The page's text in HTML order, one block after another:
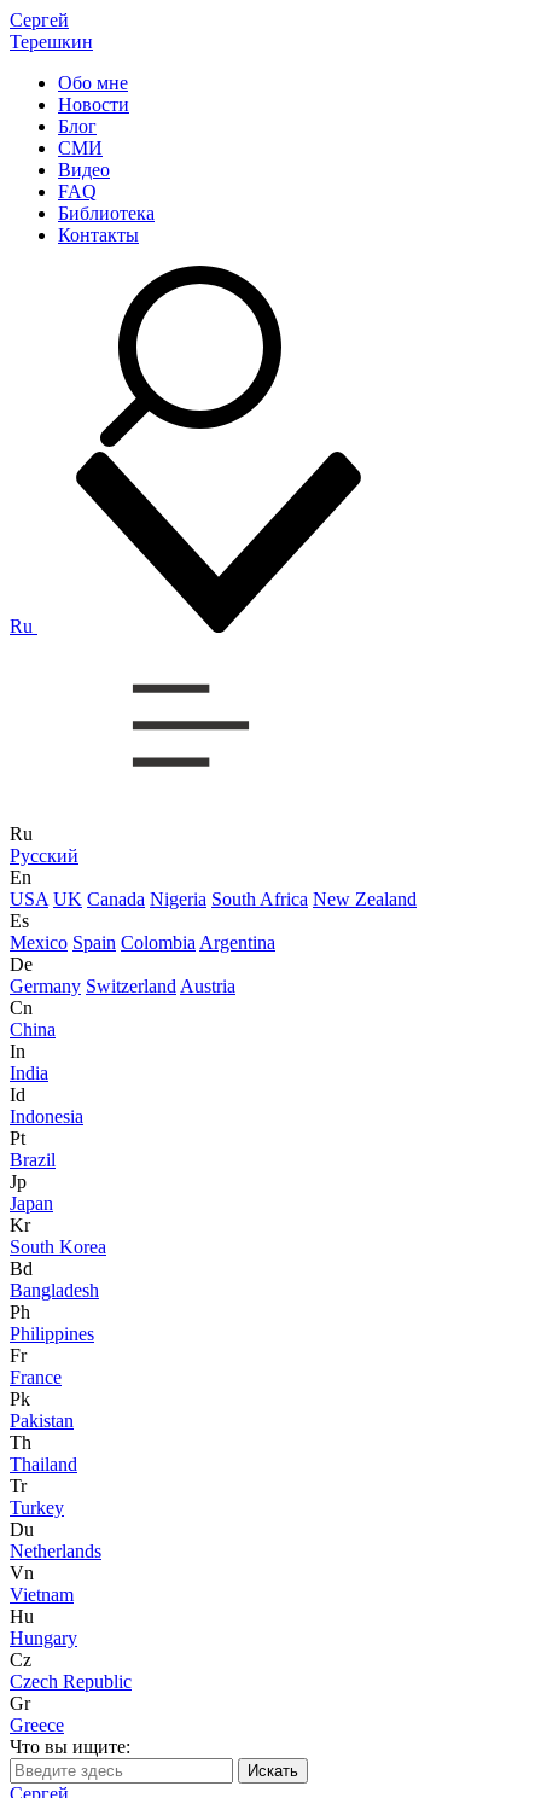
Сергей
Терешкин
Обо мне
Новости
Блог
СМИ
Видео
FAQ
Библиотека
Контакты
Ru
Ru
Русский
En
USA UK Canada Nigeria South Africa New Zealand
Es
Mexico Spain Colombia Argentina
De
Germany Switzerland Austria
Cn
China
In
India
Id
Indonesia
Pt
Brazil
Jp
Japan
Kr
South Korea
Bd
Bangladesh
Ph
Philippines
Fr
France
Pk
Pakistan
Th
Thailand
Tr
Turkey
Du
Netherlands
Vn
Vietnam
Hu
Hungary
Cz
Czech Republic
Gr
Greece
Что вы ищите:
Сергей